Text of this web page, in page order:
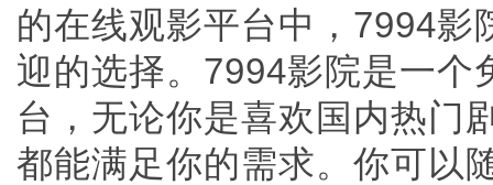
的在线观影平台中，7994
迎的选择。7994影院是一个
台，无论你是喜欢国内热门
都能满足你的需求。你可以